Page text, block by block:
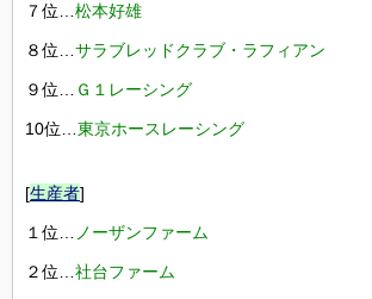
７位…松本好雄
８位…サラブレッドクラブ・ラフィアン
９位… Ｇ１レーシング
10位…東京ホースレーシング
[生産者]
１位… ノーザンファーム
２位…社台ファーム